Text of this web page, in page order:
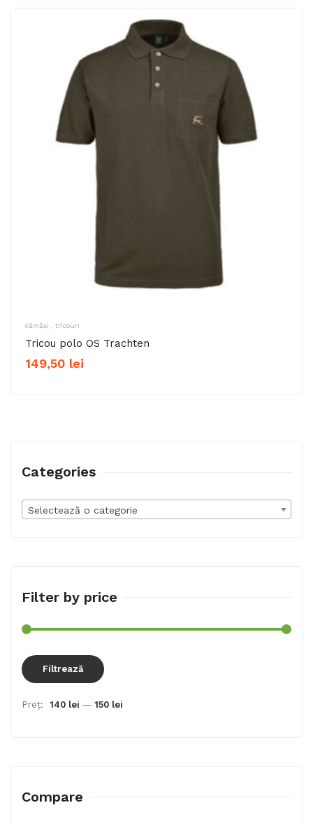
cămăși , tricouri
Tricou polo OS Trachten
149,50 lei
Categories
Selectează o categorie
Filter by price
Filtrează
Preț: 140 lei — 150 lei
Compare